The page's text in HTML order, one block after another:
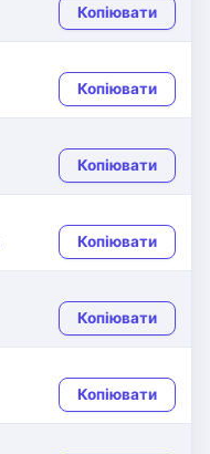
Копіювати
Копіювати
Копіювати
Копіювати
Копіювати
Копіювати